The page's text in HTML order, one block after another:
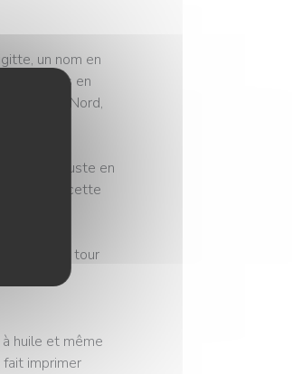
un nom en
toujours en
du Nord,
situé juste en
dans cette
à faire le tour
huile et même
imprimer